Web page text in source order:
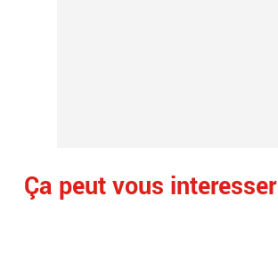
Ça peut vous interesser